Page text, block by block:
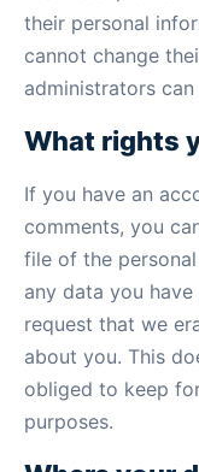
their personal
cannot change
administrators
What rights
If you have an
comments, you
file of the
any data you
request that we
about you. This
obliged to keep
purposes.